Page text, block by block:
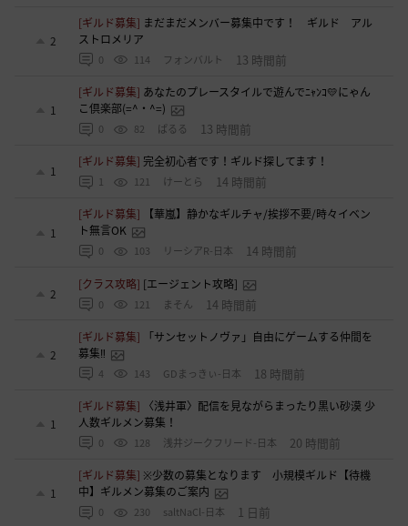
2
[ギルド募集] まだまだメンバー募集中です！ ギルド アル
ストロメリア
0 114 フォンバルト 13 時間前
1
[ギルド募集] あなたのプレースタイルで遊んでﾆｬﾝｺ💛にゃん
こ倶楽部(=^・^=)
0 82 ぱるる 13 時間前
1
[ギルド募集] 完全初心者です！ギルド探してます！
1 121 けーとら 14 時間前
1
[ギルド募集]
【華嵐】静かなギルチャ/挨拶不要/時々イベン
ト無言OK
0 103 リーシアR-日本 14 時間前
2
[クラス攻略] [エージェント攻略]
0 121 まそん 14 時間前
2
[ギルド募集]
「サンセットノヴァ」自由にゲームする仲間を
募集‼️
4 143 GDまっきぃ-日本 18 時間前
1
[ギルド募集]
〈浅井軍〉配信を見ながらまったり黒い砂漠 少
人数ギルメン募集！
0 128 浅井ジークフリード-日本 20 時間前
1
[ギルド募集] ※少数の募集となります 小規模ギルド【待機
中】ギルメン募集のご案内
0 230 saltNaCl-日本 1 日前